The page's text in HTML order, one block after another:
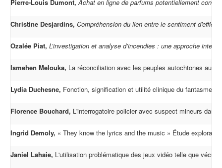
Pierre-Louis Dumont,Achat en ligne de parfums potentiellement
Christine Desjardins, Compréhension du lien entre le sentiment
Ozalée Piat, L’investigation et analyse d’incendies : une approche
Ismehen Melouka, La réconciliation avec les peuples autochtones au
Lydia Duchesne, Fonction, signification et utilité clinique du fantasme
Florence Bouchard, L'interrogatoire policier avec suspect mineurs
Ingrid Demoly, « They know the lyrics and the music » Étude
Janiel Lahaie, L'utilisation problématique des jeux vidéo telle que vécue